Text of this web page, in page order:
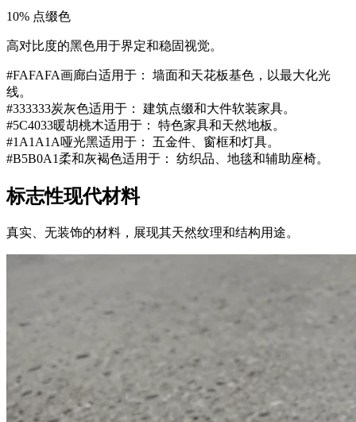
10% 点缀色
高对比度的黑色用于界定和稳固视觉。
#FAFAFA画廊白适用于：
墙面和天花板基色，以最大化光
线。
#333333炭灰色适用于：
建筑点缀和大件软装家具。
#5C4033暖胡桃木适用于：
特色家具和天然地板。
#1A1A1A哑光黑适用于：
五金件、窗框和灯具。
#B5B0A1柔和灰褐色适用于： 纺织品、地毯和辅助座椅。
标志性现代材料
真实、无装饰的材料，展现其天然纹理和结构用途。